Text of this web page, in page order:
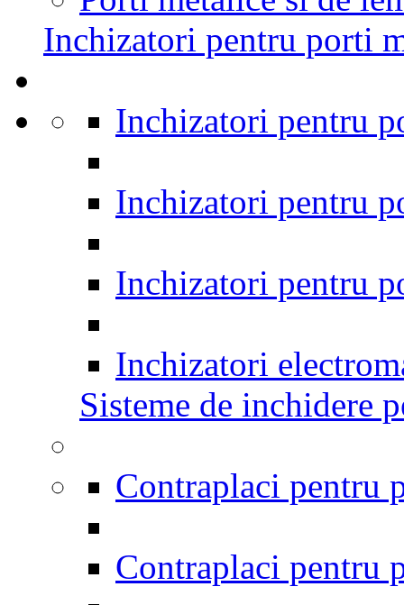
Inchizatori pentru porti
Inchizatori pentru
Inchizatori pentru
Inchizatori pentru
Inchizatori
Sisteme de inchidere
Contraplaci pentru
Contraplaci pentru